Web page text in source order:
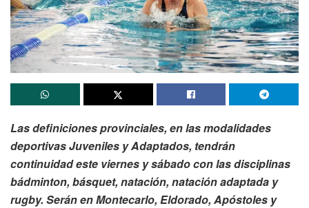
Las definiciones provinciales, en las modalidades
deportivas Juveniles y Adaptados, tendrán
continuidad este viernes y sábado con las disciplinas
bádminton, básquet, natación, natación adaptada y
rugby. Serán en Montecarlo, Eldorado, Apóstoles y